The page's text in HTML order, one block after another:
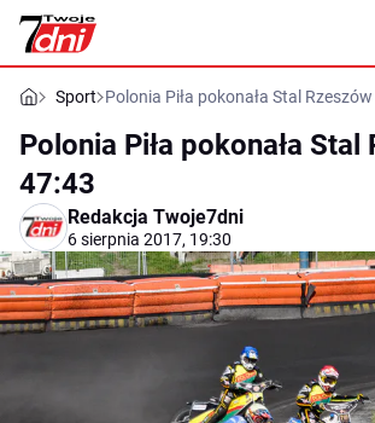
Sport Polonia Piła pokonała Stal
Polonia Piła pokonała Stal
47:43
Redakcja Twoje7dni
6 sierpnia 2017, 19:30